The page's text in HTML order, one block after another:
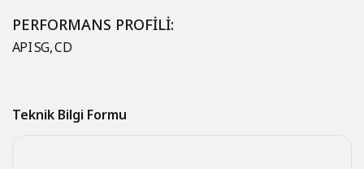
PERFORMANS PROFİLİ:
API SG, CD
Teknik Bilgi Formu